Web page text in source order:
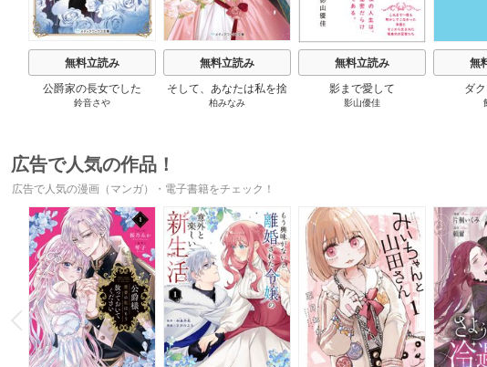
無料立読み
公爵家の長女でした
鈴音さや
無料立読み
そして、あなたは私を捨
てる
柏みなみ
無料立読み
影まで愛して
影山優佳
無
ダ
広告で人気の作品！
広告で人気の漫画（マンガ）・電子書籍をチェック！
P
r
e
v
i
o
u
s